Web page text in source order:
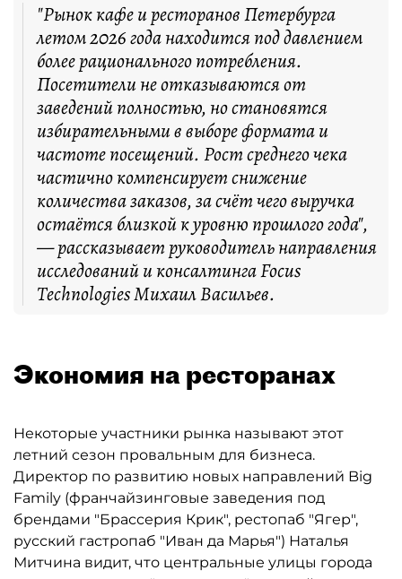
"Рынок кафе и ресторанов Петербурга
летом 2026 года находится под давлением
более рационального потребления.
Посетители не отказываются от
заведений полностью, но становятся
избирательными в выборе формата и
частоте посещений. Рост среднего чека
частично компенсирует снижение
количества заказов, за счёт чего выручка
остаётся близкой к уровню прошлого года",
— рассказывает руководитель направления
исследований и консалтинга Focus
Technologies Михаил Васильев.
Экономия на ресторанах
Некоторые участники рынка называют этот
летний сезон провальным для бизнеса.
Директор по развитию новых направлений Big
Family (франчайзинговые заведения под
брендами "Брассерия Крик", рестопаб "Ягер",
русский гастропаб "Иван да Марья") Наталья
Митчина видит, что центральные улицы города